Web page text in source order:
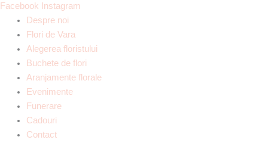
Facebook
Instagram
Despre noi
Flori de Vara
Alegerea floristului
Buchete de flori
Aranjamente florale
Evenimente
Funerare
Cadouri
Contact